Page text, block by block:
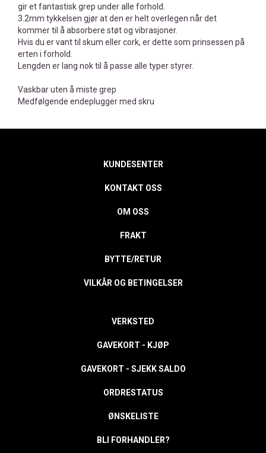
gir et fantastisk grep under alle forhold.
3.2mm tykkelsen gjør at den er helt overlegen når det
kommer til å absorbere støt og vibrasjoner.
Hvis du er vant til skum eller cork, er dette som prinsessen på
erten i forhold.
Lengden er lang nok til å passe alle typer styrer.
Vaskbar uten å miste grep
Medfølgende endeplugger med skru
KUNDESENTER
KONTAKT OSS
OM OSS
FRAKT
BYTTE/RETUR
VILKÅR OG BETINGELSER
VERKSTED
GAVEKORT - KJØP
GAVEKORT - SJEKK SALDO
ORDRESTATUS
ØNSKELISTE
BLI FORHANDLER?